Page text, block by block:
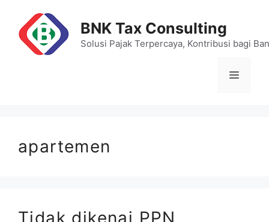
content
BNK Tax Consulting
Solusi Pajak Terpercaya, Kontribusi bagi
Menu
apartemen
Tidak dikenai PPN